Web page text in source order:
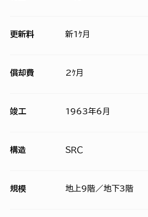
更新料 新1ｹ月
償却費 2ｹ月
竣工 1963年6月
構造 ＳＲＣ
規模 地上9階／地下3階